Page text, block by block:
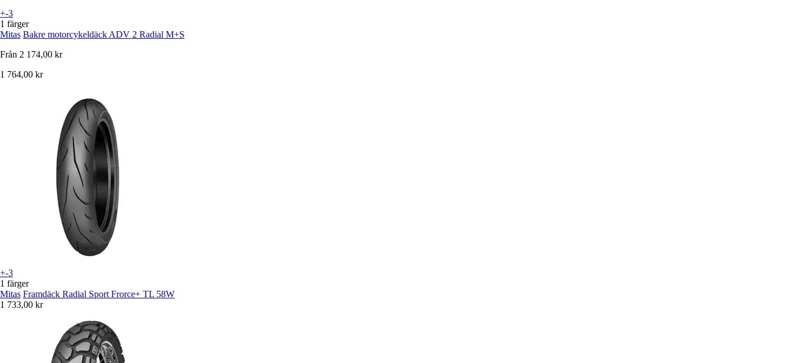
+-3
1 färger
Mitas Bakre motorcykeldäck ADV 2 Radial M+S
Från 2 174,00 kr
1 764,00 kr
+-3
1 färger
Mitas Framdäck Radial Sport Frorce+ TL 58W
1 733,00 kr